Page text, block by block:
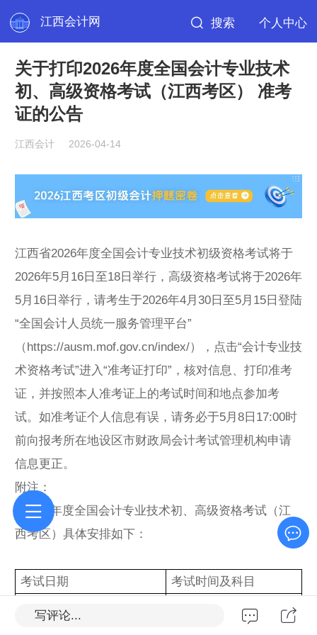
江西会计网 搜索 个人中心
关于打印2026年度全国会计专业技术
初、高级资格考试（江西考区） 准考
证的公告
江西会计 2026-04-14
江西省2026年度全国会计专业技术初级资格考试将于
2026年5月16日至18日举行，高级资格考试将于2026年
5月16日举行，请考生于2026年4月30日至5月15日登陆
“全国会计人员统一服务管理平台”
（https://ausm.mof.gov.cn/index/），点击“会计专业技
术资格考试”进入“准考证打印”，核对信息、打印准考
证，并按照本人准考证上的考试时间和地点参加考
试。如准考证个人信息有误，请务必于5月8日17:00时
前向报考所在地设区市财政局会计考试管理机构申请
信息更正。
附注：
1.2026年度全国会计专业技术初、高级资格考试（江
西考区）具体安排如下：
考试日期
考试时间及科目
8：30－11：30
写评论...